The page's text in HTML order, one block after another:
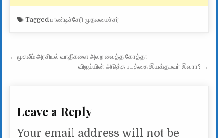
Taggedபாண்டிச்சேரி முதலமைச்சர்
Post navigation
← முசுலீம் அரசியல் வாதிகளை அலற வைத்த கோத்தா
விஜய்யின் அடுத்த படத்தை இயக்குபவர் இவரா? →
Leave a Reply
Your email address will not be